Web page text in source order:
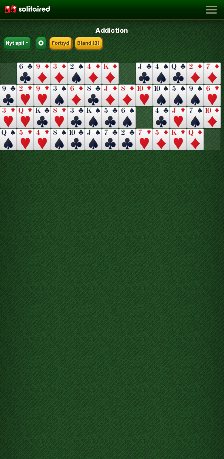
Addiction
Nyt spil Fortryd Bland(3)